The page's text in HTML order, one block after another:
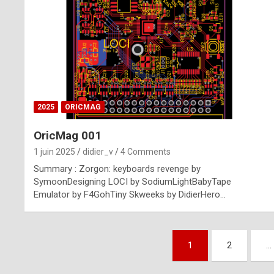
2025 ORICMAG
OricMag 001
1 juin 2025 didier_v 4 Comments
Summary : Zorgon: keyboards revenge by
SymoonDesigning LOCI by SodiumLightBabyTape
Emulator by F4GohTiny Skweeks by DidierHero…
1 2 …